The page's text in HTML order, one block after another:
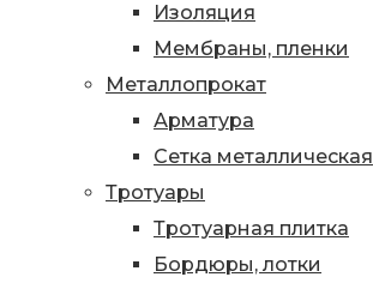
Изоляция
Мембраны, пленки
Металлопрокат
Арматура
Сетка металлическая
Тротуары
Тротуарная плитка
Бордюры, лотки